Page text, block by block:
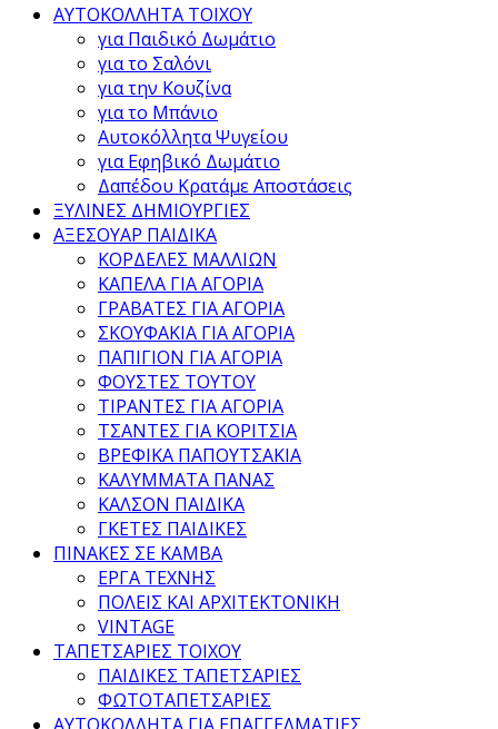
ΑΥΤΟΚΟΛΛΗΤΑ ΤΟΙΧΟΥ
για Παιδικό Δωμάτιο
για το Σαλόνι
για την Κουζίνα
για το Μπάνιο
Αυτοκόλλητα Ψυγείου
για Εφηβικό Δωμάτιο
Δαπέδου Κρατάμε Αποστάσεις
ΞΥΛΙΝΕΣ ΔΗΜΙΟΥΡΓΙΕΣ
ΑΞΕΣΟΥΑΡ ΠΑΙΔΙΚΑ
ΚΟΡΔΕΛΕΣ ΜΑΛΛΙΩΝ
ΚΑΠΕΛΑ ΓΙΑ ΑΓΟΡΙΑ
ΓΡΑΒΑΤΕΣ ΓΙΑ ΑΓΟΡΙΑ
ΣΚΟΥΦΑΚΙΑ ΓΙΑ ΑΓΟΡΙΑ
ΠΑΠΙΓΙΟΝ ΓΙΑ ΑΓΟΡΙΑ
ΦΟΥΣΤΕΣ ΤΟΥΤΟΥ
ΤΙΡΑΝΤΕΣ ΓΙΑ ΑΓΟΡΙΑ
ΤΣΑΝΤΕΣ ΓΙΑ ΚΟΡΙΤΣΙΑ
ΒΡΕΦΙΚΑ ΠΑΠΟΥΤΣΑΚΙΑ
ΚΑΛΥΜΜΑΤΑ ΠΑΝΑΣ
ΚΑΛΣΟΝ ΠΑΙΔΙΚΑ
ΓΚΕΤΕΣ ΠΑΙΔΙΚΕΣ
ΠΙΝΑΚΕΣ ΣΕ ΚΑΜΒΑ
ΕΡΓΑ ΤΕΧΝΗΣ
ΠΟΛΕΙΣ ΚΑΙ ΑΡΧΙΤΕΚΤΟΝΙΚΗ
VINTAGE
ΤΑΠΕΤΣΑΡΙΕΣ ΤΟΙΧΟΥ
ΠΑΙΔΙΚΕΣ ΤΑΠΕΤΣΑΡΙΕΣ
ΦΩΤΟΤΑΠΕΤΣΑΡΙΕΣ